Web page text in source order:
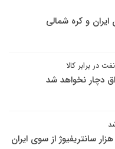
و کره شمالی
در برابر کالا
دچار نخواهد شد